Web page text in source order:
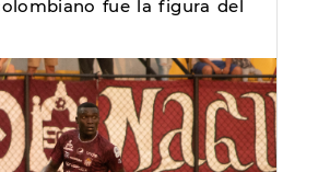
fue la figura del